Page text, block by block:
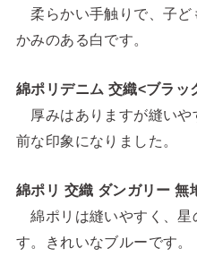
柔らかい手触りで、子ど
かみのある白です。
綿ポリデニム 交織<ブラッ
厚みはありますが縫いや
前な印象になりました。
綿ポリ 交織 ダンガリー 無
綿ポリは縫いやすく、星
す。きれいなブルーです。